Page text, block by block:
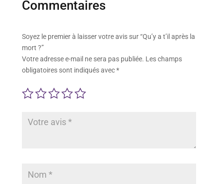
Commentaires
Soyez le premier à laisser votre avis sur “Qu’y a t’il après la
mort ?”
Votre adresse e-mail ne sera pas publiée. Les champs
obligatoires sont indiqués avec*